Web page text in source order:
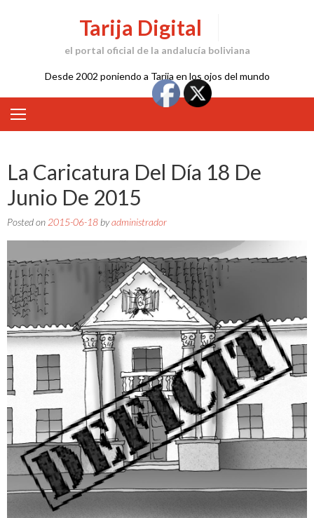
Tarija Digital
el portal oficial de la andalucía boliviana
Desde 2002 poniendo a Tarija en los ojos del mundo
La Caricatura Del Día 18 De
Junio De 2015
Posted on 2015-06-18 byadministrador